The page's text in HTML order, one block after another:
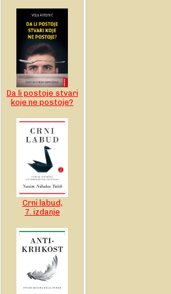
Da li postoje stvari
koje ne postoje?
Crni labud,
7. izdanje